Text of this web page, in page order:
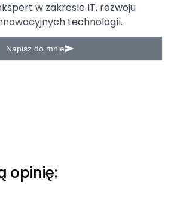
w zakresie IT, rozwoju
technologii.
Napisz do mnie
opinię: